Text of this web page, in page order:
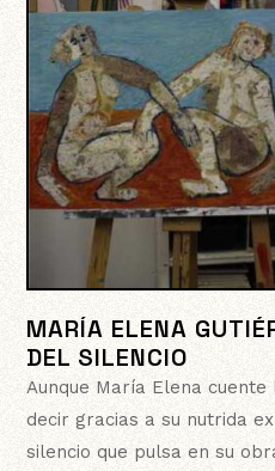
MARÍA ELENA
DEL SILENCIO
Aunque María Elena
decir gracias a su nutrida
silencio que pulsa en su